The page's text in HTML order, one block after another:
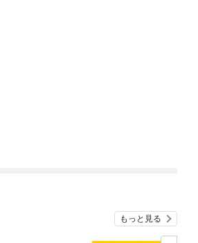
もっと見る